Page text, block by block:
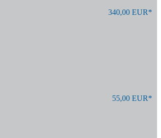
340,00 EUR*
55,00 EUR*